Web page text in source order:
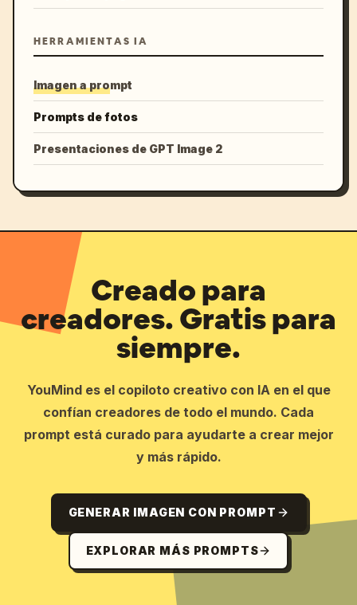
HERRAMIENTAS IA
Imagen a prompt
Prompts de fotos
Presentaciones de GPT Image 2
Creado para
creadores. Gratis para
siempre.
YouMind es el copiloto creativo con IA en el que
confían creadores de todo el mundo. Cada
prompt está curado para ayudarte a crear mejor
y más rápido.
GENERAR IMAGEN CON PROMPT
EXPLORAR MÁS PROMPTS